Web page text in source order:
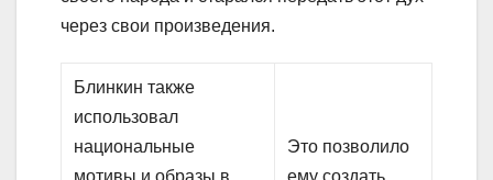
через свои произведения.
Блинкин также
использовал
национальные
Это позволило